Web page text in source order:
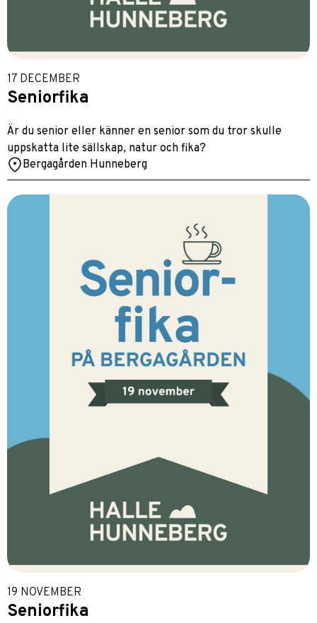
17 DECEMBER
Seniorfika
Är du senior eller känner en senior som du tror skulle
uppskatta lite sällskap, natur och fika?
Bergagården Hunneberg
19 NOVEMBER
Seniorfika